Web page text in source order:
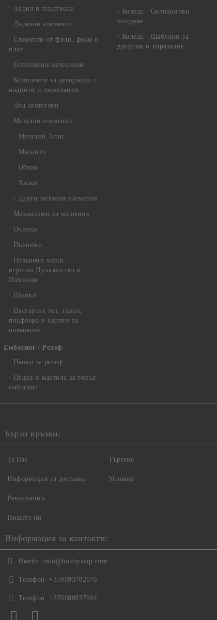
Акрил и пластмаса
Дървени елементи
Елементи от филц, фоам и
плат
Естествени материали
Комплекти за декорации с
надписи и пожелания
Лед лампички
Метални елементи
Метални Ъгли
Магнити
Обков
Халки
Други метални елементи
Механизми за часовник
Очички
Пълнежи
Плюшени мини
играчки,Пухкава тел и
Помпони
Щипки
Цветарска тел, тиксо,
пиафлора и хартии за
опаковане
Ембосинг / Релеф
Папки за релеф
Пудри и мастила за топъл
ембосинг
Коледа - Силиконови
молдове
Коледа - Шаблони за
декупаж и изрязване
Бързи връзки:
За Нас
Информация за доставка
Рекламации
Пишете ни
Търсене
Условия
Информация за контакти:
Имейл: info@hobbysvqt.com
Телефон: +359893782676
Телефон: +359888837004